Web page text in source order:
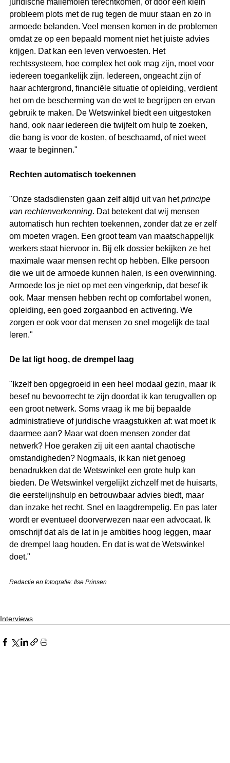
juridische mallemolen terechtkomen, of door een klein
probleem plots met de rug tegen de muur staan en zo in
armoede belanden. Veel mensen komen in de problemen
omdat ze op een bepaald moment niet het juiste advies
krijgen. Dat kan een leven verwoesten. Het
rechtssysteem, hoe complex het ook mag zijn, moet voor
iedereen toegankelijk zijn. Iedereen, ongeacht zijn of
haar achtergrond, financiële situatie of opleiding, verdient
het om de bescherming van de wet te begrijpen en ervan
gebruik te maken. De Wetswinkel biedt een uitgestoken
hand, ook naar iedereen die twijfelt om hulp te zoeken,
die bang is voor de kosten, of beschaamd, of niet weet
waar te beginnen."
Rechten automatisch toekennen
"Onze stadsdiensten gaan zelf altijd uit van het principe
van rechtenverkenning. Dat betekent dat wij mensen
automatisch hun rechten toekennen, zonder dat ze er zelf
om moeten vragen. Een groot team van maatschappelijk
werkers staat hiervoor in. Bij elk dossier bekijken ze het
maximale waar mensen recht op hebben. Elke persoon
die we uit de armoede kunnen halen, is een overwinning.
Armoede los je niet op met een vingerknip, dat besef ik
ook. Maar mensen hebben recht op comfortabel wonen,
opleiding, een goed zorgaanbod en activering. We
zorgen er ook voor dat mensen zo snel mogelijk de taal
leren."
De lat ligt hoog, de drempel laag
"Ikzelf ben opgegroeid in een heel modaal gezin, maar ik
besef nu bevoorrecht te zijn doordat ik kan terugvallen op
een groot netwerk. Soms vraag ik me bij bepaalde
administratieve of juridische vraagstukken af: wat moet ik
daarmee aan? Maar wat doen mensen zonder dat
netwerk? Hoe geraken zij uit een aantal chaotische
omstandigheden? Nogmaals, ik kan niet genoeg
benadrukken dat de Wetswinkel een grote hulp kan
bieden. De Wetswinkel vergelijkt zichzelf met de huisarts,
die eerstelijnshulp en betrouwbaar advies biedt, maar
dan inzake het recht. Snel en laagdrempelig. En pas later
wordt er eventueel doorverwezen naar een advocaat. Ik
omschrijf dat als de lat in je ambities hoog leggen, maar
de drempel laag houden. En dat is wat de Wetswinkel
doet."
Redactie en fotografie: Ilse Prinsen
Interviews